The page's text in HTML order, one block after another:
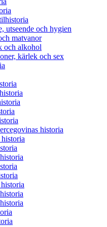
utseende och hygien
matvanor
och alkohol
kärlek och sex
historia